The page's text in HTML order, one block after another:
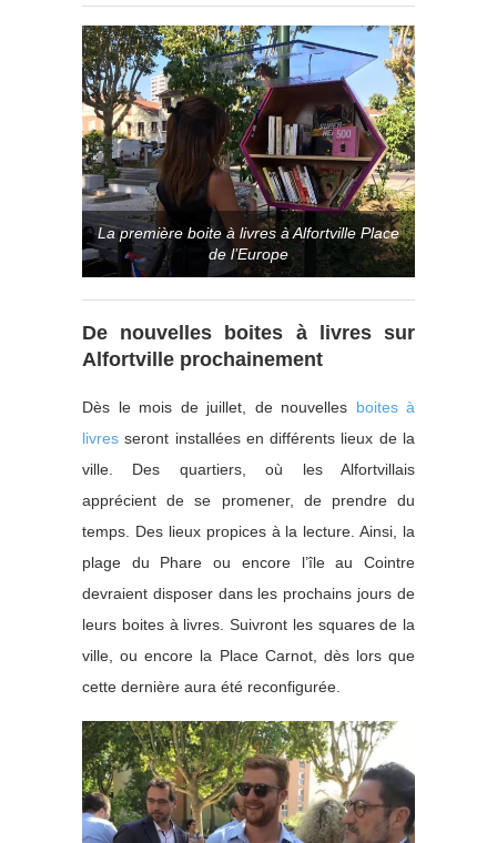
La première boite à livres à Alfortville Place
de l’Europe
De nouvelles boites à livres sur
Alfortville prochainement
Dès le mois de juillet, de nouvelles boites à
livres seront installées en différents lieux de la
ville. Des quartiers, où les Alfortvillais
apprécient de se promener, de prendre du
temps. Des lieux propices à la lecture. Ainsi, la
plage du Phare ou encore l’île au Cointre
devraient disposer dans les prochains jours de
leurs boites à livres. Suivront les squares de la
ville, ou encore la Place Carnot, dès lors que
cette dernière aura été reconfigurée.